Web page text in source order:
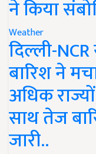
ने किया
Weather
दिल्ली-
बारिश ने
अधिक
साथ तेज
जारी..